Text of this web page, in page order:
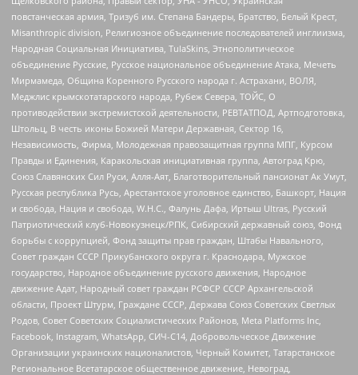
повстанческая армия, Тризуб им. Степана Бандеры, Братство, Белый Крест,
Misanthropic division, Религиозное объединение последователей инглиизма,
Народная Социальная Инициатива, TulaSkins, Этнополитическое
объединение Русские, Русское национальное объединение Атака, Мечеть
Мирмамеда, Община Коренного Русского народа г. Астрахани, ВОЛЯ,
Меджлис крымскотатарского народа, Рубеж Севера, ТОЙС, О
противодействии экстремистской деятельности, РЕВТАТПОД, Артподготовка,
Штольц, В честь иконы Божией Матери Державная, Сектор 16,
Независимость, Фирма, Молодежная правозащитная группа МПГ, Курсом
Правды и Единения, Каракольская инициативная группа, Автоград Крю,
Союз Славянских Сил Руси, Алля-Аят, Благотворительный пансионат Ак Умут,
Русская республика Русь, Арестантское уголовное единство, Башкорт, Нация
и свобода, Нация и свобода, W.H.С., Фалунь Дафа, Иртыш Ultras, Русский
Патриотический клуб-Новокузнецк/РПК, Сибирский державный союз, Фонд
борьбы с коррупцией, Фонд защиты прав граждан, Штабы Навального,
Совет граждан СССР Прикубанского округа г. Краснодара, Мужское
государство, Народное объединение русского движения, Народное
движение Адат, Народный совет граждан РСФСР СССР Архангельской
области, Проект Штурм, Граждане СССР, Держава Союз Советских Светлых
Родов, Совет Советских Социалистических Районов, Meta Platforms Inc,
Facebook, Instagram, WhatsApp, СИЧ-С14, Добровольческое Движение
Организации украинских националистов, Черный Комитет, Татарстанское
Региональное Всетатарское общественное движение, Невоград,